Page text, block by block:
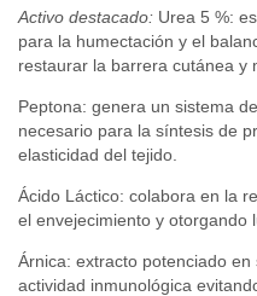
Activo destacado: Urea 5 %:
para la humectación y el
restaurar la barrera cutánea y
Peptona: genera un sistema
necesario para la síntesis de
elasticidad del tejido.
Ácido Láctico: colabora en la
el envejecimiento y otorgando
Árnica: extracto potenciado
actividad inmunológica